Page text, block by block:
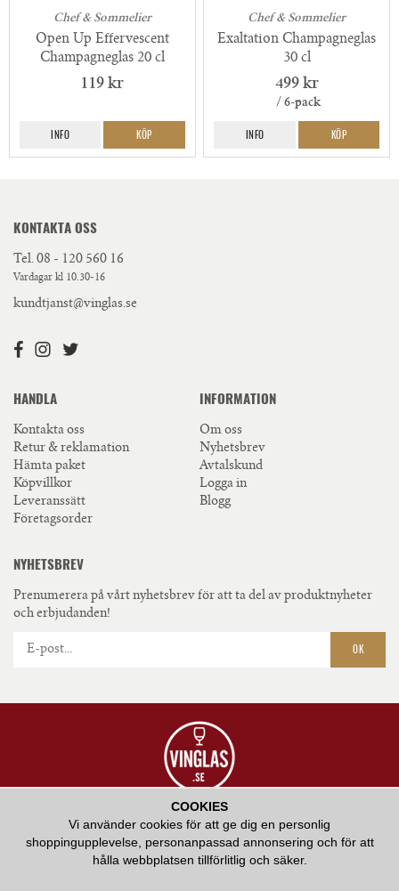
Chef & Sommelier
Open Up Effervescent
Champagneglas 20 cl
119 kr
INFO KÖP
Chef & Sommelier
Exaltation Champagneglas
30 cl
499 kr
/ 6-pack
INFO KÖP
KONTAKTA OSS
Tel. 08 - 120 560 16
Vardagar kl 10.30-16
kundtjanst@vinglas.se
HANDLA
Kontakta oss
Retur & reklamation
Hämta paket
Köpvillkor
Leveranssätt
Företagsorder
INFORMATION
Om oss
Nyhetsbrev
Avtalskund
Logga in
Blogg
NYHETSBREV
Prenumerera på vårt nyhetsbrev för att ta del av produktnyheter
och erbjudanden!
OK
VÅR AMBITION ÄR ATT ERBJUDA HÖGKVALITATIV SERVICE OCH ATT BIDRA
MED VÅR KUNSKAP KRING HUR RÄTT GLAS KAN FÖRHÖJA EN
SMAKUPPLEVELSE.
COOKIES
Vi använder cookies för att ge dig en personlig
shoppingupplevelse, personanpassad annonsering och för att
hålla webbplatsen tillförlitlig och säker.